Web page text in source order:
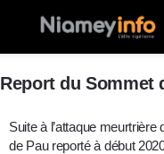
Report du Sommet
Suite à l’attaque meurtrière
de Pau reporté à début